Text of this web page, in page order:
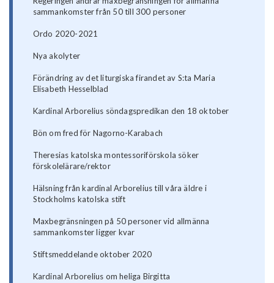
sammankomster från 50 till 300 personer
Ordo 2020-2021
Nya akolyter
Förändring av det liturgiska firandet av S:ta Maria
Elisabeth Hesselblad
Kardinal Arborelius söndagspredikan den 18 oktober
Bön om fred för Nagorno-Karabach
Theresias katolska montessoriförskola söker
förskolelärare/rektor
Hälsning från kardinal Arborelius till våra äldre i
Stockholms katolska stift
Maxbegränsningen på 50 personer vid allmänna
sammankomster ligger kvar
Stiftsmeddelande oktober 2020
Kardinal Arborelius om heliga Birgitta